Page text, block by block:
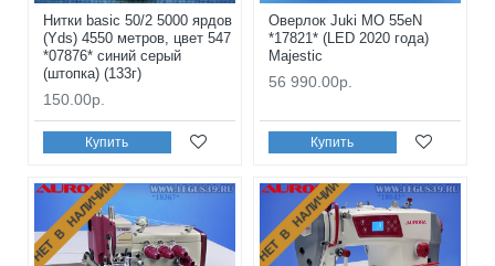
Нитки basic 50/2 5000 ярдов
(Yds) 4550 метров, цвет 547
*07876* синий серый
(штопка) (133г)
150.00р.
Купить
Оверлок Juki MO 55eN
*17821* (LED 2020 года)
Majestic
56 990.00р.
Купить
НЕТ В НАЛИЧИИ НЕТ В НАЛИЧИИ